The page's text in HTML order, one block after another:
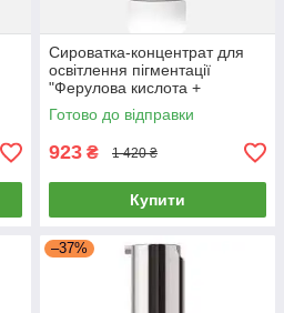
Сироватка-концентрат для
освітлення пігментації
"Ферулова кислота +
ніацинамід" Мері Кей
Готово до відправки
923 ₴ 1 420 ₴
Купити
–37%